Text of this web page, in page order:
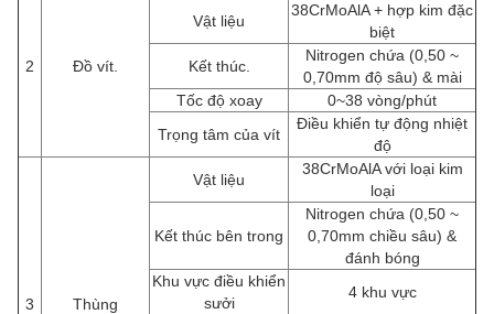
2 Đồ vít.
Vật liệu
38CrMoAlA + hợp kim đặc
biệt
Kết thúc.
Nitrogen chứa (0,50 ~
0,70mm độ sâu) & mài
Tốc độ xoay
0~38 vòng/phút
Trọng tâm của vít
Điều khiển tự động nhiệt
độ
3 Thùng
Vật liệu
38CrMoAlA với loại kim
loại
Kết thúc bên trong
Nitrogen chứa (0,50 ~
0,70mm chiều sâu) &
đánh bóng
Khu vực điều khiển
sưởi
4 khu vực